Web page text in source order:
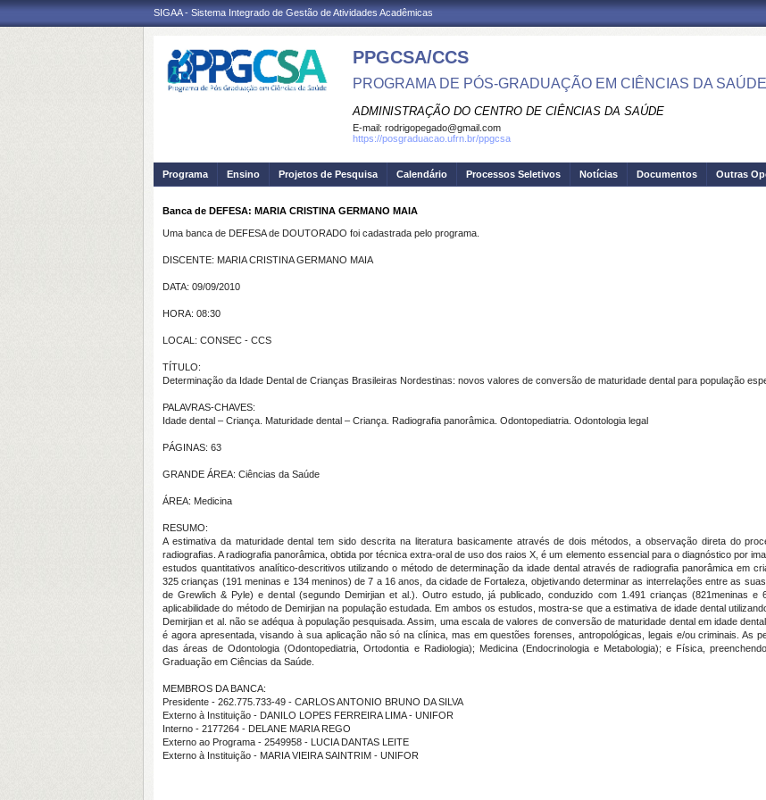
SIGAA - Sistema Integrado de Gestão de Atividades Acadêmicas
PPGCSA/CCS
PROGRAMA DE PÓS-GRADUAÇÃO EM CIÊNCIAS DA SAÚDE
ADMINISTRAÇÃO DO CENTRO DE CIÊNCIAS DA SAÚDE
E-mail: rodrigopegado@gmail.com
https://posgraduacao.ufrn.br/ppgcsa
Programa Ensino Projetos de Pesquisa Calendário Processos Seletivos Notícias Documentos Outras
Banca de DEFESA: MARIA CRISTINA GERMANO MAIA
Uma banca de DEFESA de DOUTORADO foi cadastrada pelo programa.
DISCENTE: MARIA CRISTINA GERMANO MAIA
DATA: 09/09/2010
HORA: 08:30
LOCAL: CONSEC - CCS
TÍTULO:
Determinação da Idade Dental de Crianças Brasileiras Nordestinas: novos valores de conversão de maturidade dental para população
PALAVRAS-CHAVES:
Idade dental – Criança. Maturidade dental – Criança. Radiografia panorâmica. Odontopediatria. Odontologia legal
PÁGINAS: 63
GRANDE ÁREA: Ciências da Saúde
ÁREA: Medicina
RESUMO:
A estimativa da maturidade dental tem sido descrita na literatura basicamente através de dois métodos, a observação direta do
radiografias. A radiografia panorâmica, obtida por técnica extra-oral de uso dos raios X, é um elemento essencial para o diagnóstico por
estudos quantitativos analítico-descritivos utilizando o método de determinação da idade dental através de radiografia panorâmica em
325 crianças (191 meninas e 134 meninos) de 7 a 16 anos, da cidade de Fortaleza, objetivando determinar as interrelações entre as
de Grewlich & Pyle) e dental (segundo Demirjian et al.). Outro estudo, já publicado, conduzido com 1.491 crianças (821meninas
aplicabilidade do método de Demirjian na população estudada. Em ambos os estudos, mostra-se que a estimativa de idade dental
Demirjian et al. não se adéqua à população pesquisada. Assim, uma escala de valores de conversão de maturidade dental em idade
é agora apresentada, visando à sua aplicação não só na clínica, mas em questões forenses, antropológicas, legais e/ou criminais. As
das áreas de Odontologia (Odontopediatria, Ortodontia e Radiologia); Medicina (Endocrinologia e Metabologia); e Física,
Graduação em Ciências da Saúde.
MEMBROS DA BANCA:
Presidente - 262.775.733-49 - CARLOS ANTONIO BRUNO DA SILVA
Externo à Instituição - DANILO LOPES FERREIRA LIMA - UNIFOR
Interno - 2177264 - DELANE MARIA REGO
Externo ao Programa - 2549958 - LUCIA DANTAS LEITE
Externo à Instituição - MARIA VIEIRA SAINTRIM - UNIFOR